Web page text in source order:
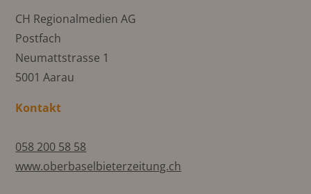
CH Regionalmedien AG
Postfach
Neumattstrasse 1
5001 Aarau
Kontakt
058 200 58 58
www.oberbaselbieterzeitung.ch